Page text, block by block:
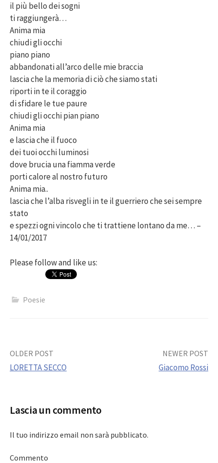
il più bello dei sogni
ti raggiungerà…
Anima mia
chiudi gli occhi
piano piano
abbandonati all’arco delle mie braccia
lascia che la memoria di ciò che siamo stati
riporti in te il coraggio
di sfidare le tue paure
chiudi gli occhi pian piano
Anima mia
e lascia che il fuoco
dei tuoi occhi luminosi
dove brucia una fiamma verde
porti calore al nostro futuro
Anima mia..
lascia che l’alba risvegli in te il guerriero che sei sempre
stato
e spezzi ogni vincolo che ti trattiene lontano da me… –
14/01/2017
Please follow and like us:
Poesie
Post
OLDER POST
LORETTA SECCO
NEWER POST
Giacomo Rossi
Lascia un commento
Il tuo indirizzo email non sarà pubblicato.
Commento